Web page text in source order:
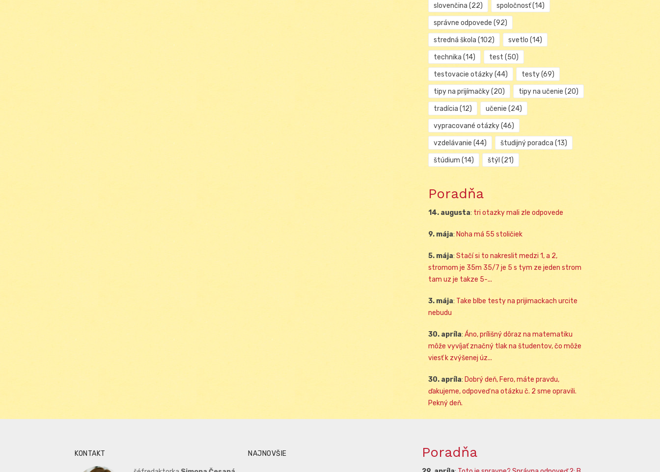
slovenčina (22) spoločnosť(14)
správne odpovede (92)
stredná škola (102) svetlo (14)
technika (14) test (50)
testovacie otázky(44) testy(69)
tipy na prijímačky(20) tipy na učenie (20)
tradícia (12) učenie (24)
vypracované otázky(46)
vzdelávanie (44) študijný poradca (13)
štúdium (14) štýl (21)
Poradňa
14. augusta: tri otazky mali zle odpovede
9. mája: Noha má 55 stoličiek
5. mája: Stačí si to nakreslit medzi 1, a 2,
stromom je 35m 35/7 je 5 s tym ze jeden strom
tam uz je takze 5-...
3. mája: Take blbe testy na prijimackach urcite
nebudu
30. apríla: Áno, prílišný dôraz na matematiku
môže vyvíjať značný tlak na študentov, čo môže
viesť k zvýšenej úz...
30. apríla: Dobrý deň, Fero, máte pravdu,
ďakujeme, odpoveď na otázku č. 2 sme opravili.
Pekný deň.
KONTAKT NAJNOVŠIE Poradňa